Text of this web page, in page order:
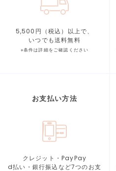
5,500円（税込）以上で、
いつでも送料無料
※条件は詳細をご確認ください
お支払い方法
クレジット・PayPay
d払い・銀行振込など7つのお支